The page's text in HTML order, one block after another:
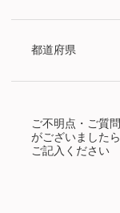
都道府県
ご不明点・ご質問
がございましたら
ご記入ください